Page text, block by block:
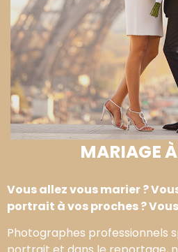
MARIAGE
Vous allez vous marier ?
portrait à vos proches ?
Photographes professionnels